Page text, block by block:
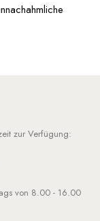
zur Verfügung:
von 8.00 - 16.00